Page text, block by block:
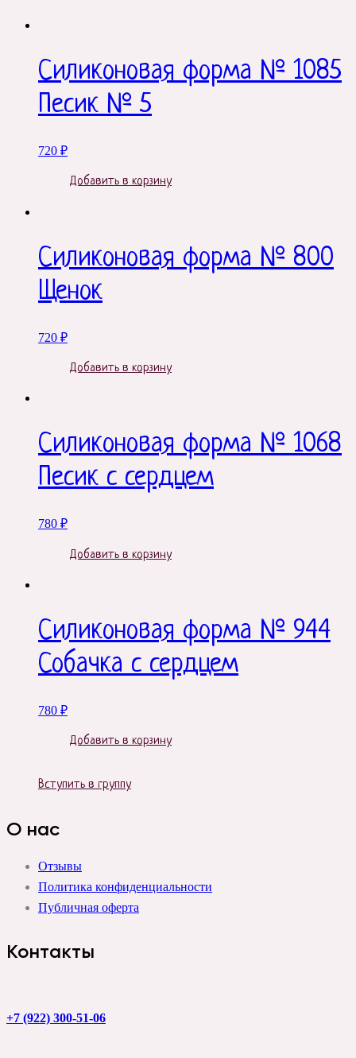
Силиконовая форма № 1085
Песик № 5
720 ₽
Добавить в корзину
Силиконовая форма № 800
Щенок
720 ₽
Добавить в корзину
Силиконовая форма № 1068
Песик с сердцем
780 ₽
Добавить в корзину
Силиконовая форма № 944
Собачка с сердцем
780 ₽
Добавить в корзину
Вступить в группу
О нас
Отзывы
Политика конфиденциальности
Публичная оферта
Контакты
+7 (922) 300-51-06